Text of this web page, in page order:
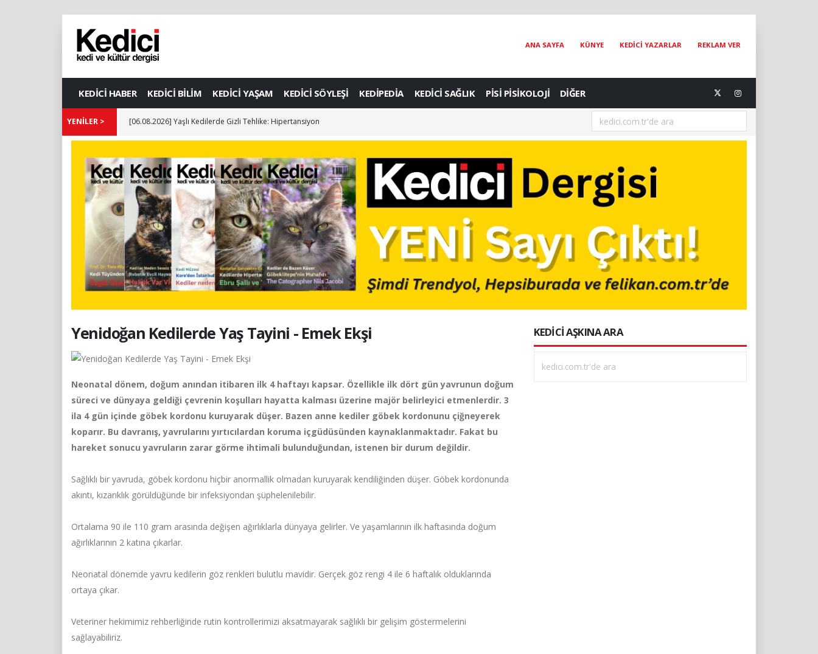
ANA SAYFA KÜNYE KEDİCİ YAZARLAR REKLAM VER
KEDİCİ HABER KEDİCİ BİLİM KEDİCİ YAŞAM KEDİCİ SÖYLEŞİ KEDİPEDİA KEDİCİ SAĞLIK PİSİ PİSİKOLOJİ DİĞER
YENİLER > [06.08.2026] Yaşlı Kedilerde Gizli Tehlike: Hipertansiyon [05.08.2026] Bir Hayat Kurtarmak Bir Hayat Kurtarmaktır
Yenidoğan Kedilerde Yaş Tayini - Emek Ekşi
Neonatal dönem, doğum anından itibaren ilk 4 haftayı kapsar. Özellikle ilk dört gün yavrunun doğum
süreci ve dünyaya geldiği çevrenin koşulları hayatta kalması üzerine majör belirleyici etmenlerdir. 3
ila 4 gün içinde göbek kordonu kuruyarak düşer. Bazen anne kediler göbek kordonunu çiğneyerek
koparır. Bu davranış, yavrularını yırtıcılardan koruma içgüdüsünden kaynaklanmaktadır. Fakat bu
hareket sonucu yavruların zarar görme ihtimali bulunduğundan, istenen bir durum değildir.
Sağlıklı bir yavruda, göbek kordonu hiçbir anormallik olmadan kuruyarak kendiliğinden düşer. Göbek kordonunda
akıntı, kızarıklık görüldüğünde bir infeksiyondan şüphelenilebilir.
Ortalama 90 ile 110 gram arasında değişen ağırlıklarla dünyaya gelirler. Ve yaşamlarının ilk haftasında doğum
ağırlıklarının 2 katına çıkarlar.
Neonatal dönemde yavru kedilerin göz renkleri bulutlu mavidir. Gerçek göz rengi 4 ile 6 haftalık olduklarında
ortaya çıkar.
Veteriner hekimimiz rehberliğinde rutin kontrollerimizi aksatmayarak sağlıklı bir gelişim göstermelerini
sağlayabiliriz.
KEDİCİ AŞKINA ARA